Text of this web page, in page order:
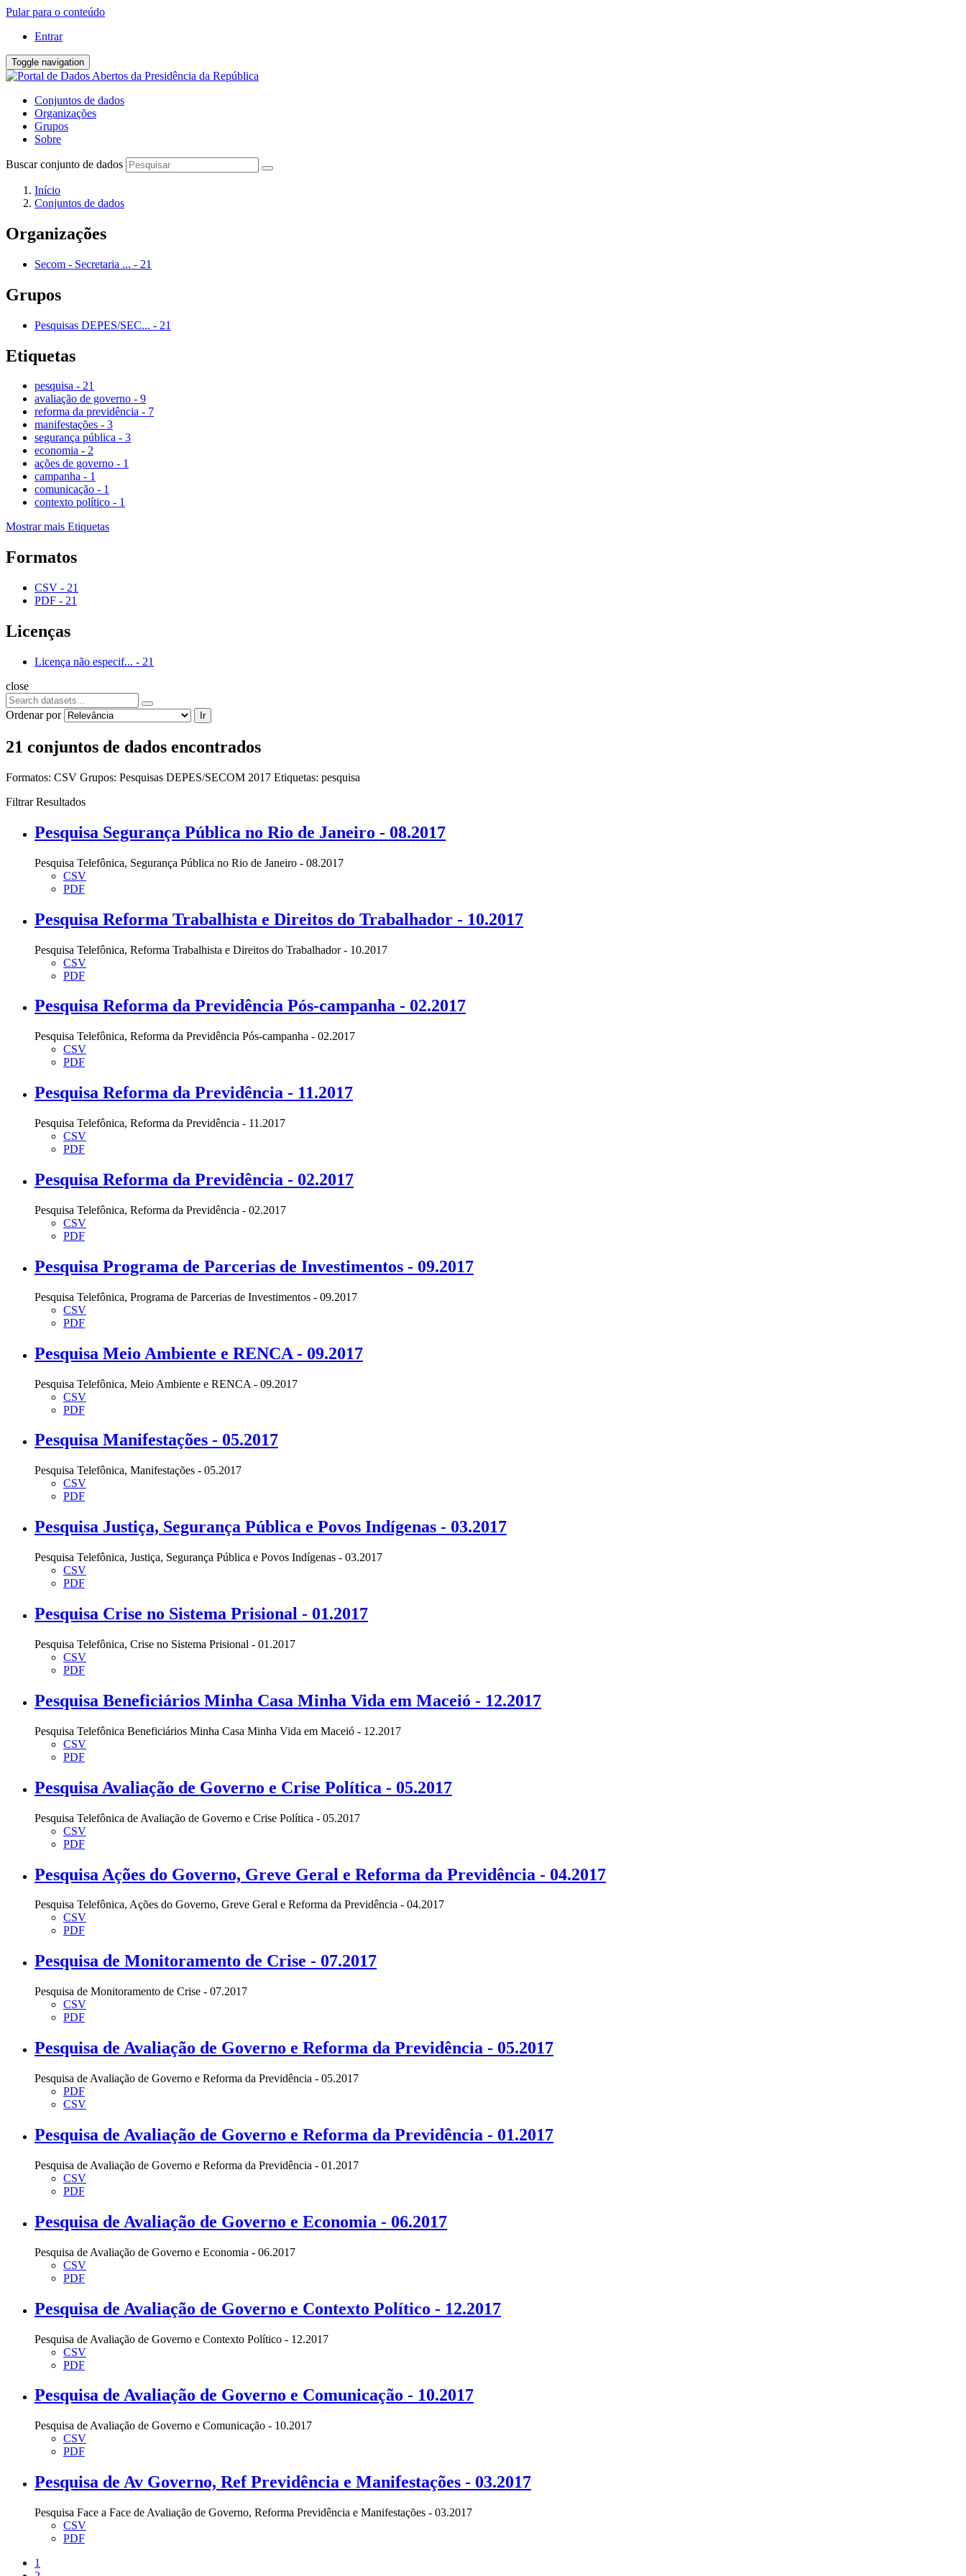
Pular para o conteúdo
Entrar
Toggle navigation
Conjuntos de dados
Organizações
Grupos
Sobre
Buscar conjunto de dados
Início
Conjuntos de dados
Organizações
Secom - Secretaria ... - 21
Grupos
Pesquisas DEPES/SEC... - 21
Etiquetas
pesquisa - 21
avaliação de governo - 9
reforma da previdência - 7
manifestações - 3
segurança pública - 3
economia - 2
ações de governo - 1
campanha - 1
comunicação - 1
contexto político - 1
Mostrar mais Etiquetas
Formatos
CSV - 21
PDF - 21
Licenças
Licença não especif... - 21
close
Ordenar por Ir
21 conjuntos de dados encontrados
Formatos: CSV Grupos: Pesquisas DEPES/SECOM 2017 Etiquetas: pesquisa
Filtrar Resultados
Pesquisa Segurança Pública no Rio de Janeiro - 08.2017
Pesquisa Telefônica, Segurança Pública no Rio de Janeiro - 08.2017
CSV
PDF
Pesquisa Reforma Trabalhista e Direitos do Trabalhador - 10.2017
Pesquisa Telefônica, Reforma Trabalhista e Direitos do Trabalhador - 10.2017
CSV
PDF
Pesquisa Reforma da Previdência Pós-campanha - 02.2017
Pesquisa Telefônica, Reforma da Previdência Pós-campanha - 02.2017
CSV
PDF
Pesquisa Reforma da Previdência - 11.2017
Pesquisa Telefônica, Reforma da Previdência - 11.2017
CSV
PDF
Pesquisa Reforma da Previdência - 02.2017
Pesquisa Telefônica, Reforma da Previdência - 02.2017
CSV
PDF
Pesquisa Programa de Parcerias de Investimentos - 09.2017
Pesquisa Telefônica, Programa de Parcerias de Investimentos - 09.2017
CSV
PDF
Pesquisa Meio Ambiente e RENCA - 09.2017
Pesquisa Telefônica, Meio Ambiente e RENCA - 09.2017
CSV
PDF
Pesquisa Manifestações - 05.2017
Pesquisa Telefônica, Manifestações - 05.2017
CSV
PDF
Pesquisa Justiça, Segurança Pública e Povos Indígenas - 03.2017
Pesquisa Telefônica, Justiça, Segurança Pública e Povos Indígenas - 03.2017
CSV
PDF
Pesquisa Crise no Sistema Prisional - 01.2017
Pesquisa Telefônica, Crise no Sistema Prisional - 01.2017
CSV
PDF
Pesquisa Beneficiários Minha Casa Minha Vida em Maceió - 12.2017
Pesquisa Telefônica Beneficiários Minha Casa Minha Vida em Maceió - 12.2017
CSV
PDF
Pesquisa Avaliação de Governo e Crise Política - 05.2017
Pesquisa Telefônica de Avaliação de Governo e Crise Política - 05.2017
CSV
PDF
Pesquisa Ações do Governo, Greve Geral e Reforma da Previdência - 04.2017
Pesquisa Telefônica, Ações do Governo, Greve Geral e Reforma da Previdência - 04.2017
CSV
PDF
Pesquisa de Monitoramento de Crise - 07.2017
Pesquisa de Monitoramento de Crise - 07.2017
CSV
PDF
Pesquisa de Avaliação de Governo e Reforma da Previdência - 05.2017
Pesquisa de Avaliação de Governo e Reforma da Previdência - 05.2017
PDF
CSV
Pesquisa de Avaliação de Governo e Reforma da Previdência - 01.2017
Pesquisa de Avaliação de Governo e Reforma da Previdência - 01.2017
CSV
PDF
Pesquisa de Avaliação de Governo e Economia - 06.2017
Pesquisa de Avaliação de Governo e Economia - 06.2017
CSV
PDF
Pesquisa de Avaliação de Governo e Contexto Político - 12.2017
Pesquisa de Avaliação de Governo e Contexto Político - 12.2017
CSV
PDF
Pesquisa de Avaliação de Governo e Comunicação - 10.2017
Pesquisa de Avaliação de Governo e Comunicação - 10.2017
CSV
PDF
Pesquisa de Av Governo, Ref Previdência e Manifestações - 03.2017
Pesquisa Face a Face de Avaliação de Governo, Reforma Previdência e Manifestações - 03.2017
CSV
PDF
1